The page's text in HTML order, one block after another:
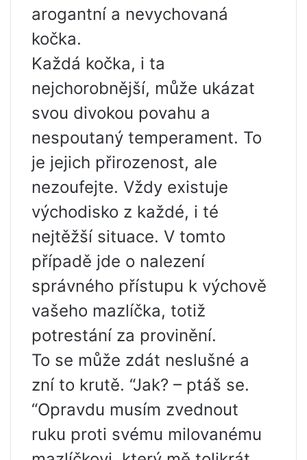
arogantní a nevychovaná
kočka.
Každá kočka, i ta
nejchorobnější, může ukázat
svou divokou povahu a
nespoutaný temperament. To
je jejich přirozenost, ale
nezoufejte. Vždy existuje
východisko z každé, i té
nejtěžší situace. V tomto
případě jde o nalezení
správného přístupu k výchově
vašeho mazlíčka, totiž
potrestání za provinění.
To se může zdát neslušné a
zní to krutě. “Jak? – ptáš se.
“Opravdu musím zvednout
ruku proti svému milovanému